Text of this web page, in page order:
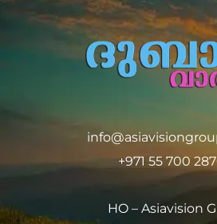
+971 55 700
HO – Asiavision